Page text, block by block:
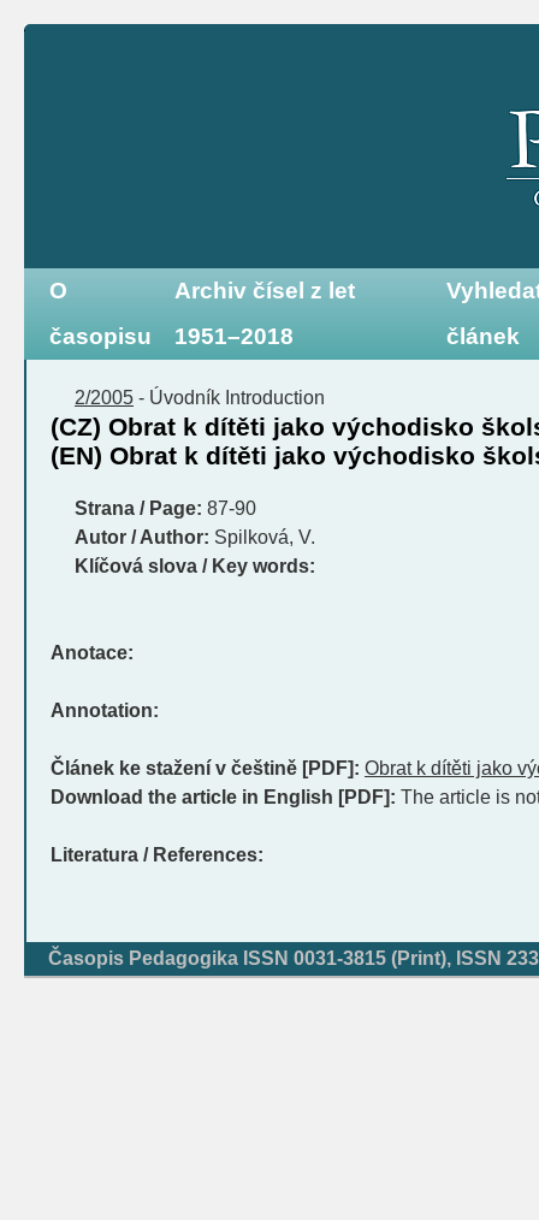
O
časopisu
Archiv čísel z let
1951–2018
článek
2/2005 - Úvodník Introduction
(CZ) Obrat k dítěti jako východisko
(EN) Obrat k dítěti jako východisko
Strana / Page: 87-90
Autor / Author: Spilková, V.
Klíčová slova / Key words:
Anotace:
Annotation:
Článek ke stažení v češtině [PDF]: Obrat k dítěti jako
Download the article in English [PDF]: The article is
Literatura / References:
Časopis Pedagogika ISSN 0031-3815 (Print), ISSN